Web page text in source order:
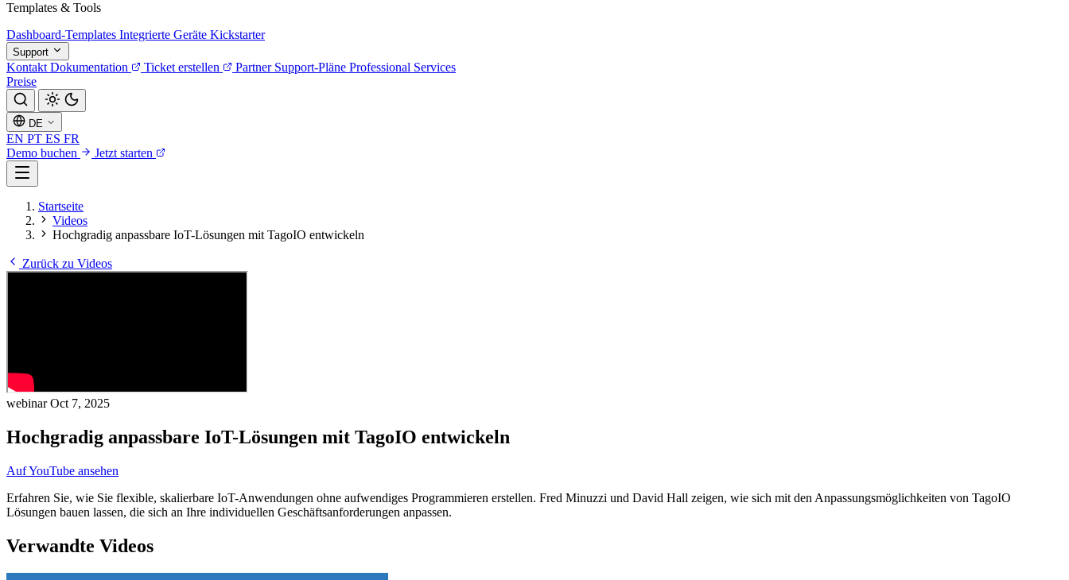
Templates & Tools
Dashboard-Templates Integrierte Geräte Kickstarter
Support
Kontakt Dokumentation Ticket erstellen Partner Support-Pläne Professional Services
Preise
DE
EN PT ES FR
Demo buchen
Jetzt starten
Startseite
Videos
Hochgradig anpassbare IoT-Lösungen mit TagoIO entwickeln
Zurück zu Videos
webinarOct 7, 2025
Hochgradig anpassbare IoT-Lösungen mit TagoIO entwickeln
Auf YouTube ansehen
Erfahren Sie, wie Sie flexible, skalierbare IoT-Anwendungen ohne aufwendiges Programmieren erstellen. Fred Minuzzi und David Hall zeigen, wie sich mit den Anpassungsmöglichkeiten von TagoIO
Lösungen bauen lassen, die sich an Ihre individuellen Geschäftsanforderungen anpassen.
Verwandte Videos